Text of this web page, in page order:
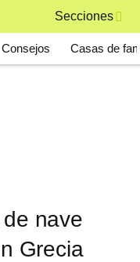
Secciones
Consejos Casas de
nave
Grecia